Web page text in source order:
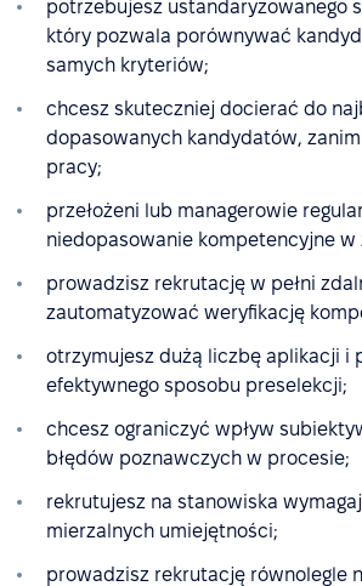
potrzebujesz ustandaryzowanego
który pozwala porównywać
samych kryteriów;
chcesz skuteczniej docierać do
dopasowanych kandydatów,
pracy;
przełożeni lub managerowie
niedopasowanie kompetencyjne w
prowadzisz rekrutację w pełni
zautomatyzować weryfikację
otrzymujesz dużą liczbę aplikacji i
efektywnego sposobu preselekcji;
chcesz ograniczyć wpływ
błędów poznawczych w procesie;
rekrutujesz na stanowiska
mierzalnych umiejętności;
prowadzisz rekrutację równolegle